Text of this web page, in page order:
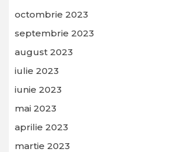
octombrie 2023
septembrie 2023
august 2023
iulie 2023
iunie 2023
mai 2023
aprilie 2023
martie 2023